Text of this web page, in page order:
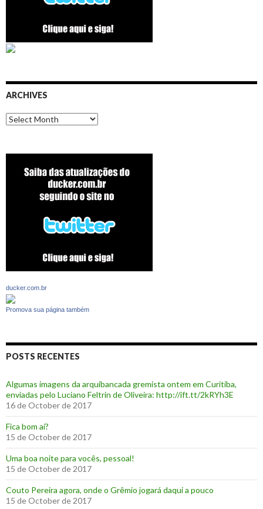
ARCHIVES
Archives
ducker.com.br
Promova sua página também
POSTS RECENTES
Algumas imagens da arquibancada gremista ontem em Curitiba,
enviadas pelo Luciano Feltrin de Oliveira: http://ift.tt/2kRYh3E
16 de October de 2017
‪Fica bom aí?‬
15 de October de 2017
Uma boa noite para vocês, pessoal!
15 de October de 2017
‪Couto Pereira agora, onde o Grêmio jogará daqui a pouco ‬
15 de October de 2017